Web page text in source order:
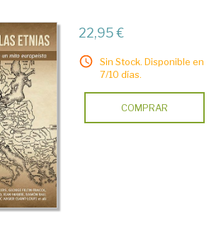
22,95 €
Sin Stock. Disponible en
7/10 días.
COMPRAR